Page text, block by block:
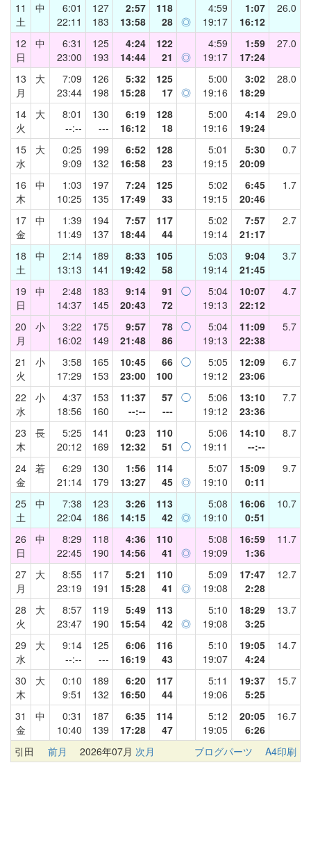
11
土
中
6:01
22:11
127
183
2:57
13:58
118
28 ◎
4:59
19:17
1:07
16:12
26.0
12
日
中
6:31
23:00
125
193
4:24
14:44
122
21
◎
4:59
19:17
1:59
17:24
27.0
13
月
大
7:09
23:44
126
198
5:32
15:28
125
17 ◎
5:00
19:16
3:02
18:29
28.0
14
火
大
8:01
--:--
130
---
6:19
16:12
128
18
5:00
19:16
4:14
19:24
29.0
15
水
大
0:25
9:09
199
132
6:52
16:58
128
23
5:01
19:15
5:30
20:09
0.7
16
木
中
1:03
10:25
197
135
7:24
17:49
125
33
5:02
19:15
6:45
20:46
1.7
17
金
中
1:39
11:49
194
137
7:57
18:44
117
44
5:02
19:14
7:57
21:17
2.7
18
土
中
2:14
13:13
189
141
8:33
19:42
105
58
5:03
19:14
9:04
21:45
3.7
19
日
中
2:48
14:37
183
145
9:14
20:43
91
72
◯
5:04
19:13
10:07
22:12
4.7
20
月
小
3:22
16:02
175
149
9:57
21:48
78
86
◯
5:04
19:13
11:09
22:38
5.7
21
火
小
3:58
17:29
165
153
10:45
23:00
66
100
◯
5:05
19:12
12:09
23:06
6.7
22
水
小
4:37
18:56
153
160
11:37
--:--
57
---
◯
5:06
19:12
13:10
23:36
7.7
23
木
長
5:25
20:12
141
169
0:23
12:32
110
51
◯
5:06
19:11
14:10
--:--
8.7
24
金
若
6:29
21:14
130
179
1:56
13:27
114
45 ◎
5:07
19:10
15:09
0:11
9.7
25
土
中
7:38
22:04
123
186
3:26
14:15
113
42 ◎
5:08
19:10
16:06
0:51
10.7
26
日
中
8:29
22:45
118
190
4:36
14:56
110
41
◎
5:08
19:09
16:59
1:36
11.7
27
月
大
8:55
23:19
117
191
5:21
15:28
110
41
◎
5:09
19:08
17:47
2:28
12.7
28
火
大
8:57
23:47
119
190
5:49
15:54
113
42 ◎
5:10
19:08
18:29
3:25
13.7
29
水
大
9:14
--:--
125
---
6:06
16:19
116
43
5:10
19:07
19:05
4:24
14.7
30
木
大
0:10
9:51
189
132
6:20
16:50
117
44
5:11
19:06
19:37
5:25
15.7
31
金
中
0:31
10:40
187
139
6:35
17:28
114
47
5:12
19:05
20:05
6:26
16.7
引田 前月 2026年07月 次月 ブログパーツ A4印刷